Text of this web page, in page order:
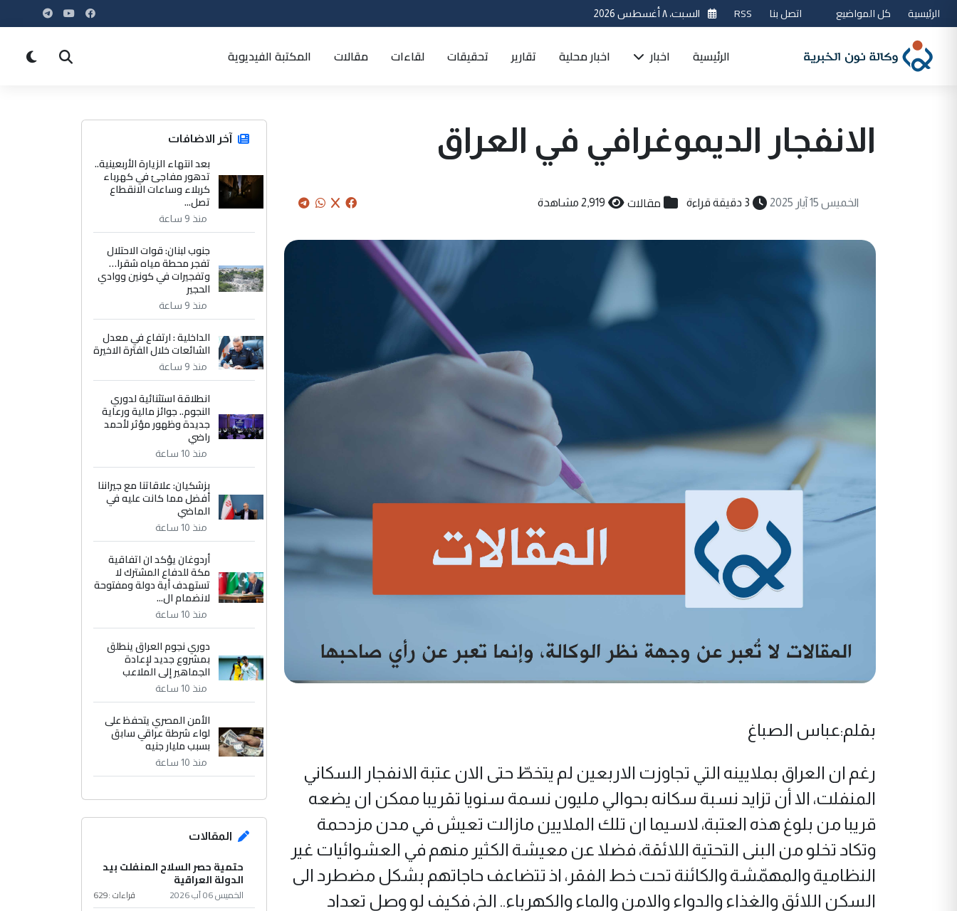
الرئيسية كل المواضيع اتصل بنا RSS السبت، ٨ أغسطس 2026
الرئيسية اخبار اخبار محلية تقارير تحقيقات لقاءات مقالات المكتبة الفيديوية
الانفجار الديموغرافي في العراق
الخميس 15 آيار 2025 3 دقيقة قراءة مقالات 2,919 مشاهدة
بقلم:عباس الصباغ
رغم ان العراق بملايينه التي تجاوزت الاربعين لم يتخطّ حتى الان عتبة الانفجار السكاني
المنفلت، الا أن تزايد نسبة سكانه بحوالي مليون نسمة سنويا تقريبا ممكن ان يضعه
قريبا من بلوغ هذه العتبة، لاسيما ان تلك الملايين مازالت تعيش في مدن مزدحمة
وتكاد تخلو من البنى التحتية اللائقة، فضلا عن معيشة الكثير منهم في العشوائيات غير
النظامية والمهمّشة والكائنة تحت خط الفقر، اذ تتضاعف حاجاتهم بشكل مضطرد الى
السكن اللائق والغذاء والدواء والامن والماء والكهرباء.. الخ، فكيف لو وصل تعداد
آخر الاضافات
بعد انتهاء الزيارة الأربعينية..
تدهور مفاجئ في كهرباء
كربلاء وساعات الانقطاع
تصل...
منذ 9 ساعة
جنوب لبنان: قوات الاحتلال
تفجر محطة مياه شقرا…
وتفجيرات في كونين ووادي
الحجير
منذ 9 ساعة
الداخلية : ارتفاع في معدل
الشائعات خلال الفترة الاخيرة
منذ 9 ساعة
انطلاقة استثنائية لدوري
النجوم.. جوائز مالية ورعاية
جديدة وظهور مؤثر لأحمد
راضي
منذ 10 ساعة
بزشكيان: علاقاتنا مع جيراننا
أفضل مما كانت عليه في
الماضي
منذ 10 ساعة
أردوغان يؤكد ان اتفاقية
مكة للدفاع المشترك لا
تستهدف أية دولة ومفتوحة
لانضمام ال...
منذ 10 ساعة
دوري نجوم العراق ينطلق
بمشروع جديد لإعادة
الجماهير إلى الملاعب
منذ 10 ساعة
الأمن المصري يتحفظ على
لواء شرطة عراقي سابق
بسبب مليار جنيه
منذ 10 ساعة
المقالات
حتمية حصر السلاح المنفلت بيد
الدولة العراقية
الخميس 06 آب 2026 قراءات :629